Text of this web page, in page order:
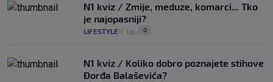
N1 kviz / Zmije, meduze, komarci... Tko
je najopasniji?
LIFESTYLE 1. lip. 0
N1 kviz / Koliko dobro poznajete stihove
Đorđa Balaševića?